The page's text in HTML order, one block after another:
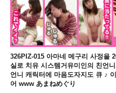
326PIZ-015 아마네 메구리 사정을
실로 치유 시스템거유미인의 친언
언니 캐릭터에 마음도자지도 큐 ♪
어 www あまねめぐり